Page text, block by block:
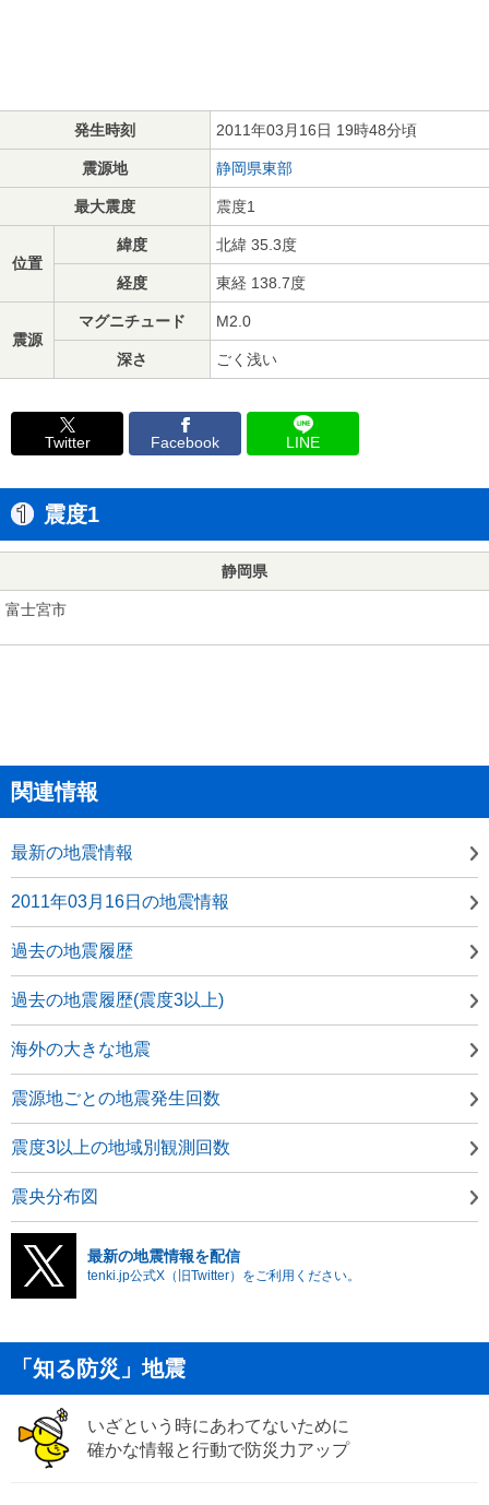
発生時刻 2011年03月16日 19時48分頃
震源地 静岡県東部
最大震度 震度1
位置
緯度 北緯 35.3度
経度 東経 138.7度
震源
マグニチュード M2.0
深さ ごく浅い
Twitter Facebook LINE
震度1
静岡県
富士宮市
関連情報
最新の地震情報
2011年03月16日の地震情報
過去の地震履歴
過去の地震履歴(震度3以上)
海外の大きな地震
震源地ごとの地震発生回数
震度3以上の地域別観測回数
震央分布図
最新の地震情報を配信
tenki.jp公式X（旧Twitter）をご利用ください。
「知る防災」地震
いざという時にあわてないために
確かな情報と行動で防災力アップ